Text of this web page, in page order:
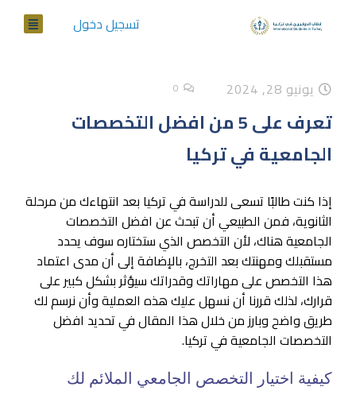
تسجيل دخول
يونيو 28, 2024 0
تعرف على 5 من افضل التخصصات
الجامعية في تركيا
إذا كنت طالبًا تسعى للدراسة في تركيا بعد انتهاءك من مرحلة
الثانوية، فمن الطبيعي أن تبحث عن افضل التخصصات
الجامعية هناك، لأن التخصص الذي ستختاره سوف يحدد
مستقبلك ومهنتك بعد التخرج، بالإضافة إلى أن مدى اعتماد
هذا التخصص على مهاراتك وقدراتك سيؤثر بشكل كبير على
قرارك، لذلك قررنا أن نسهل عليك هذه العملية وأن نرسم لك
طريق واضح وبارز من خلال هذا المقال في تحديد افضل
التخصصات الجامعية في تركيا.
كيفية اختيار التخصص الجامعي الملائم لك